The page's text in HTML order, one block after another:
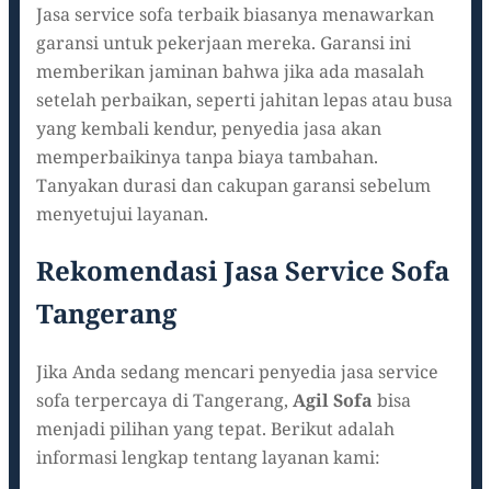
Jasa service sofa terbaik biasanya menawarkan
garansi untuk pekerjaan mereka. Garansi ini
memberikan jaminan bahwa jika ada masalah
setelah perbaikan, seperti jahitan lepas atau busa
yang kembali kendur, penyedia jasa akan
memperbaikinya tanpa biaya tambahan.
Tanyakan durasi dan cakupan garansi sebelum
menyetujui layanan.
Rekomendasi Jasa Service Sofa
Tangerang
Jika Anda sedang mencari penyedia jasa service
sofa terpercaya di Tangerang,Agil Sofabisa
menjadi pilihan yang tepat. Berikut adalah
informasi lengkap tentang layanan kami: